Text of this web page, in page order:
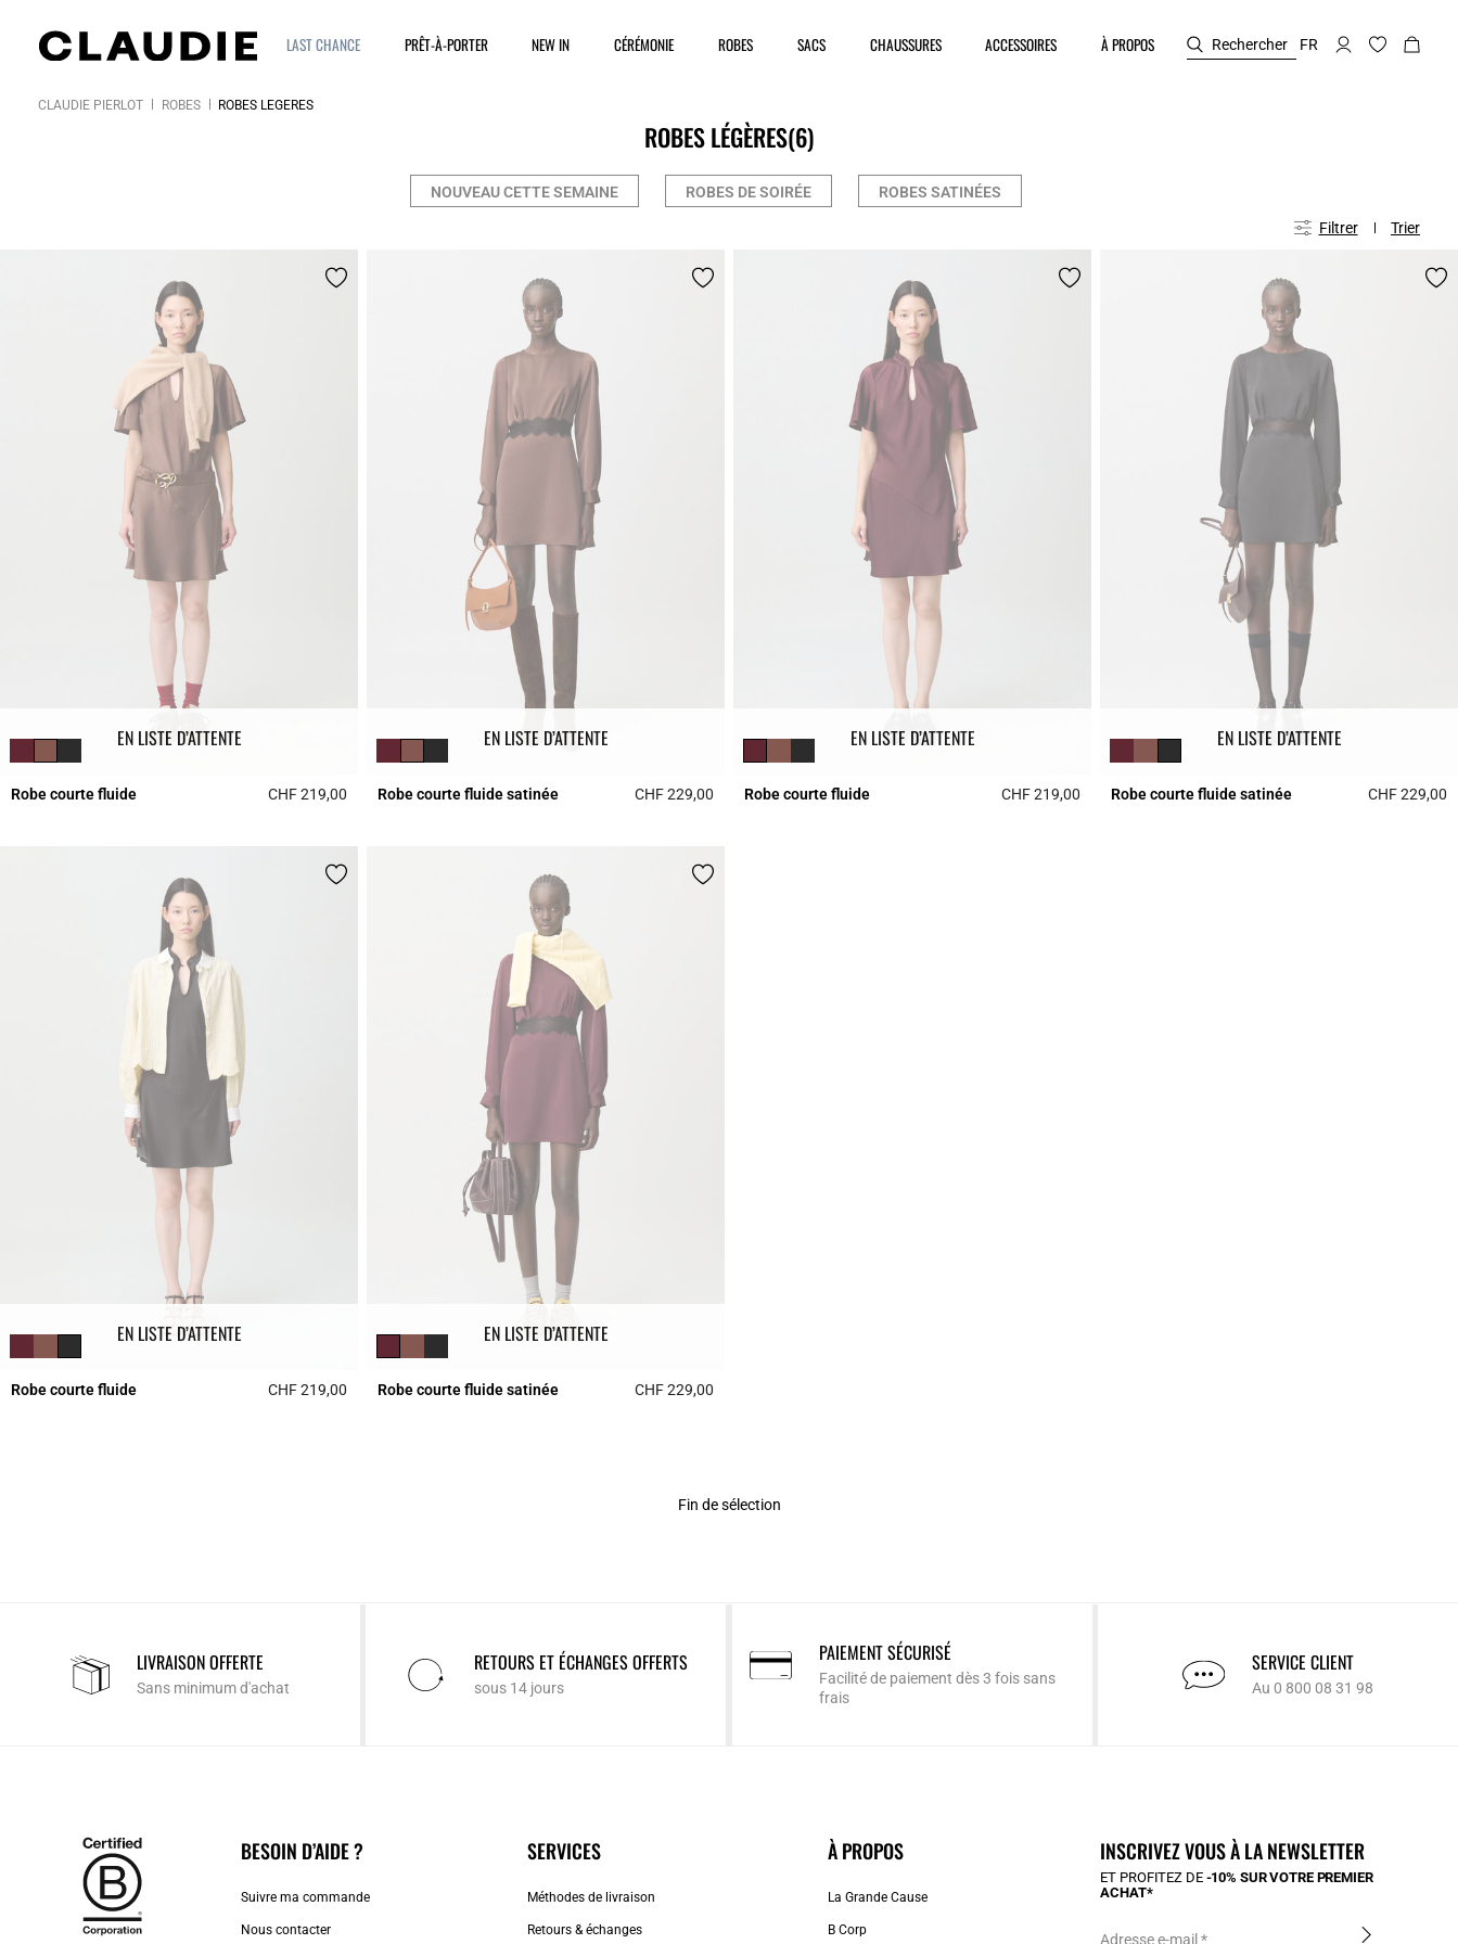
LAST CHANCE PRÊT-À-PORTER NEW IN CÉRÉMONIE ROBES SACS CHAUSSURES ACCESSOIRES À PROPOS Rechercher FR
CLAUDIE PIERLOT ROBES ROBES LÉGÈRES
ROBES LÉGÈRES(6)
NOUVEAU CETTE SEMAINE ROBES DE SOIRÉE ROBES SATINÉES
Filtrer Trier
EN LISTE D’ATTENTE
Robe courte fluide CHF 219,00 3.9 out of 5 Customer Rating
EN LISTE D’ATTENTE
Robe courte fluide satinée CHF 229,00 3.2 out of 5 Customer Rating
EN LISTE D’ATTENTE
Robe courte fluide CHF 219,00 5 out of 5 Customer Rating
EN LISTE D’ATTENTE
Robe courte fluide satinée CHF 229,00
EN LISTE D’ATTENTE
Robe courte fluide CHF 219,00 3.7 out of 5 Customer Rating
EN LISTE D’ATTENTE
Robe courte fluide satinée CHF 229,00
Fin de sélection
LIVRAISON OFFERTE
Sans minimum d'achat
RETOURS ET ÉCHANGES OFFERTS
sous 14 jours
PAIEMENT SÉCURISÉ
Facilité de paiement dès 3 fois sans
frais
SERVICE CLIENT
Au 0 800 08 31 98
BESOIN D’AIDE ?
Suivre ma commande
Nous contacter
SERVICES
Méthodes de livraison
Retours & échanges
À PROPOS
La Grande Cause
B Corp
INSCRIVEZ VOUS À LA NEWSLETTER
ET PROFITEZ DE -10% SUR VOTRE PREMIER
ACHAT*
Adresse e-mail